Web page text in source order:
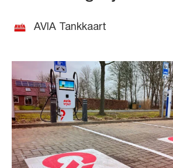
AVIA Tankkaart